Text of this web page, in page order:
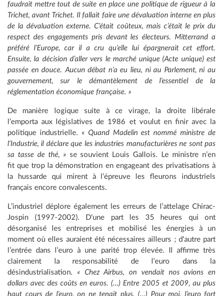
faudrait mettre tout de suite en place une politique de rigueur à la
Trichet, avant Trichet. Il fallait faire une dévaluation interne en plus
de la dévaluation externe. C’était coûteux, mais c’était le prix du
respect des engagements pris devant les électeurs. Mitterrand a
préféré l’Europe, car il a cru qu’elle lui épargnerait cet effort.
Ensuite, la décision d’aller vers le marché unique (Acte unique) est
passée en douce. Aucun débat n’a eu lieu, ni au Parlement, ni au
gouvernement, sur le démantèlement de l’essentiel de la
réglementation économique française. »
De manière logique suite à ce virage, la droite libérale
l’emporta aux législatives de 1986 et voulut en finir avec la
politique industrielle. « Quand Madelin est nommé ministre de
l’Industrie, il déclare que les industries manufacturières ne sont pas
sa tasse de thé, » se souvient Louis Gallois. Le ministre n’en
fit que trop la démonstration en engageant des privatisations à
la hussarde qui mirent à l’épreuve les fleurons industriels
français encore convalescents.
L’industriel déplore également les erreurs de l’attelage Chirac-
Jospin (1997-2002). D'une part les 35 heures qui ont
désorganisé les entreprises et mobilisé les énergies à un
moment où elles auraient été nécessaires ailleurs ; d'autre part
l’entrée dans l’euro à une parité trop élevée. Il affirme très
clairement la responsabilité de l’euro dans la
désindustrialisation. « Chez Airbus, on vendait nos avions en
dollars avec des coûts en euros. (…) Entre 2005 et 2009, au plus
haut cours de l’euro, on ne tenait plus. (…) Pour moi, l’euro fort